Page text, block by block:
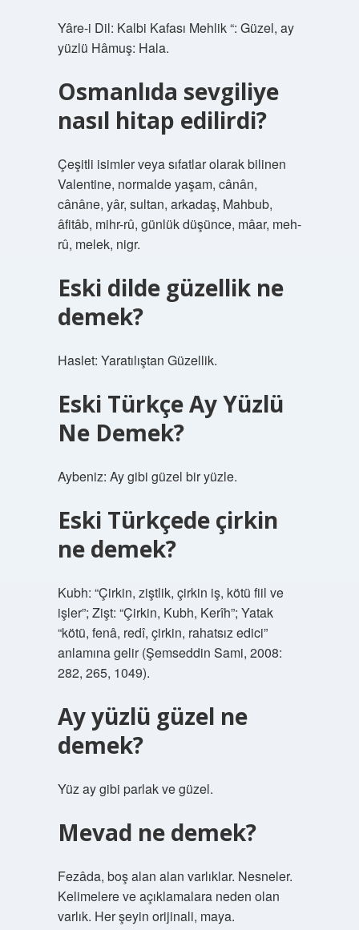
Yâre-i Dil: Kalbi Kafası Mehlik “: Güzel, ay
yüzlü Hâmuş: Hala.
Osmanlıda sevgiliye
nasıl hitap edilirdi?
Çeşitli isimler veya sıfatlar olarak bilinen
Valentine, normalde yaşam, cânân,
cânâne, yâr, sultan, arkadaş, Mahbub,
âfitâb, mihr-rû, günlük düşünce, mâar, meh-
rû, melek, nigr.
Eski dilde güzellik ne
demek?
Haslet: Yaratılıştan Güzellik.
Eski Türkçe Ay Yüzlü
Ne Demek?
Aybeniz: Ay gibi güzel bir yüzle.
Eski Türkçede çirkin
ne demek?
Kubh: “Çirkin, ziştlik, çirkin iş, kötü fiil ve
işler”; Zişt: “Çirkin, Kubh, Kerîh”; Yatak
“kötü, fenâ, redî, çirkin, rahatsız edici”
anlamına gelir (Şemseddin Sami, 2008:
282, 265, 1049).
Ay yüzlü güzel ne
demek?
Yüz ay gibi parlak ve güzel.
Mevad ne demek?
Fezâda, boş alan alan varlıklar. Nesneler.
Kelimelere ve açıklamalara neden olan
varlık. Her şeyin orijinali, maya.